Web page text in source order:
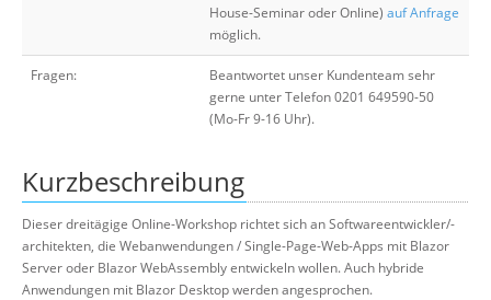
House-Seminar oder Online) auf Anfrage
möglich.
Fragen:
Beantwortet unser Kundenteam sehr
gerne unter Telefon 0201 649590-50
(Mo-Fr 9-16 Uhr).
Kurzbeschreibung
Dieser dreitägige Online-Workshop richtet sich an Softwareentwickler/-
architekten, die Webanwendungen / Single-Page-Web-Apps mit Blazor
Server oder Blazor WebAssembly entwickeln wollen. Auch hybride
Anwendungen mit Blazor Desktop werden angesprochen.